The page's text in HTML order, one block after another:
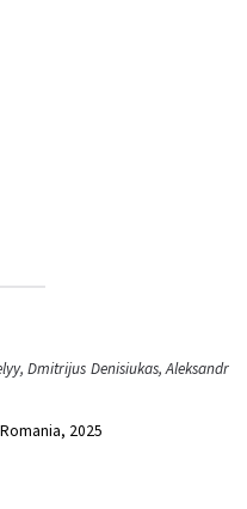
Dmitrijus Denisiukas, Aleksandr
2025